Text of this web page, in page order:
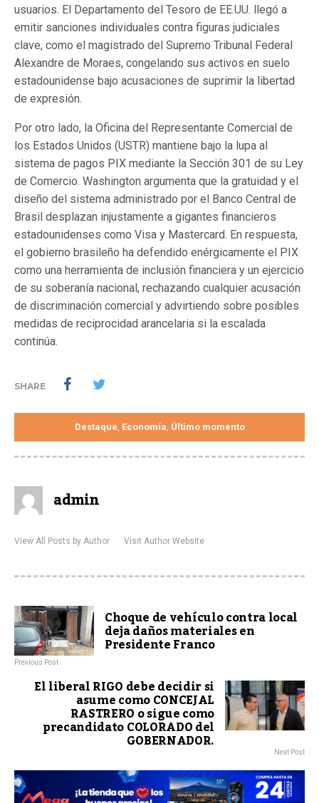
usuarios. El Departamento del Tesoro de EE.UU. llegó a
emitir sanciones individuales contra figuras judiciales
clave, como el magistrado del Supremo Tribunal Federal
Alexandre de Moraes, congelando sus activos en suelo
estadounidense bajo acusaciones de suprimir la libertad
de expresión.
Por otro lado, la Oficina del Representante Comercial de
los Estados Unidos (USTR) mantiene bajo la lupa al
sistema de pagos PIX mediante la Sección 301 de su Ley
de Comercio. Washington argumenta que la gratuidad y el
diseño del sistema administrado por el Banco Central de
Brasil desplazan injustamente a gigantes financieros
estadounidenses como Visa y Mastercard. En respuesta,
el gobierno brasileño ha defendido enérgicamente el PIX
como una herramienta de inclusión financiera y un ejercicio
de su soberanía nacional, rechazando cualquier acusación
de discriminación comercial y advirtiendo sobre posibles
medidas de reciprocidad arancelaria si la escalada
continúa.
SHARE
Destaque, Economía, Último momento
admin
View All Posts by Author Visit Author Website
Choque de vehículo contra local
deja daños materiales en
Presidente Franco
Previous Post
El liberal RIGO debe decidir si
asume como CONCEJAL
RASTRERO o sigue como
precandidato COLORADO del
GOBERNADOR. Next Post